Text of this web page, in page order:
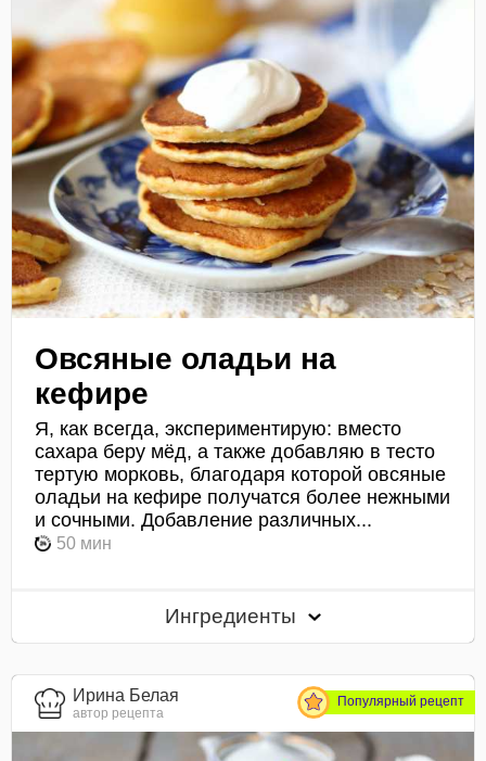
Овсяные оладьи на
кефире
Я, как всегда, экспериментирую: вместо
сахара беру мёд, а также добавляю в тесто
тертую морковь, благодаря которой овсяные
оладьи на кефире получатся более нежными
и сочными. Добавление различных...
50 мин
Ингредиенты
Ирина Белая
автор рецепта
Популярный рецепт